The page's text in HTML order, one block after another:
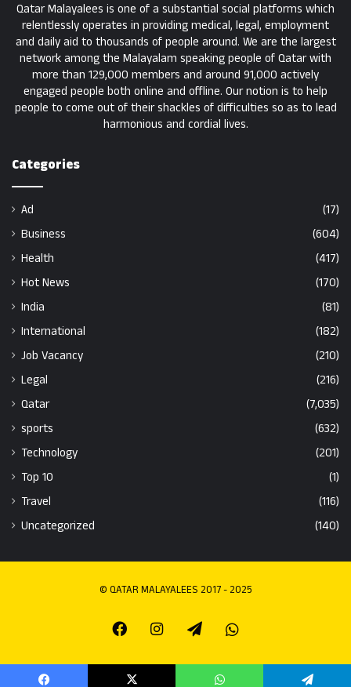
Qatar Malayalees is one of a substantial social platforms which
relentlessly operates in providing medical, legal, employment
and daily aid to thousands of people around. We are the largest
network among the Malayalam speaking people of Qatar with
more than 129,000 members and around 91,000 actively
engaged people both online and offline. Our notion is to help
people to come out of their shackles of difficulties so as to lead
harmonious and cordial lives.
Categories
Ad
(17)
Business
(604)
Health
(417)
Hot News
(170)
India
(81)
International
(182)
Job Vacancy
(210)
Legal
(216)
Qatar
(7,035)
sports
(632)
Technology
(201)
Top 10
(1)
Travel
(116)
Uncategorized
(140)
© QATAR MALAYALEES 2017 - 2025
FacebookInstagramTelegramWhatsapp